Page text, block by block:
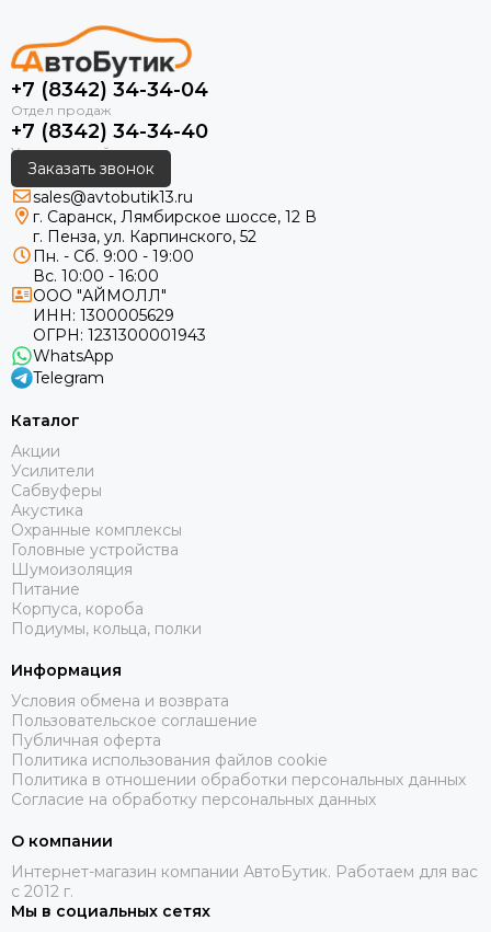
+7 (8342) 34-34-04
+7 (8342) 34-34-40
Заказать звонок
sales@avtobutik13.ru
г. Саранск, Лямбирское шоссе, 12 В
г. Пенза, ул. Карпинского, 52
Пн. - Сб. 9:00 - 19:00
Вс. 10:00 - 16:00
ООО "АЙМОЛЛ"
ИНН: 1300005629
ОГРН: 1231300001943
WhatsApp
Telegram
Каталог
Акции
Усилители
Сабвуферы
Акустика
Охранные комплексы
Головные устройства
Шумоизоляция
Питание
Корпуса, короба
Подиумы, кольца, полки
Информация
Условия обмена и возврата
Пользовательское соглашение
Публичная оферта
Политика использования файлов cookie
Политика в отношении обработки персональных данных
Согласие на обработку персональных данных
О компании
Интернет-магазин компании АвтоБутик. Работаем для вас
с 2012 г.
Мы в социальных сетях